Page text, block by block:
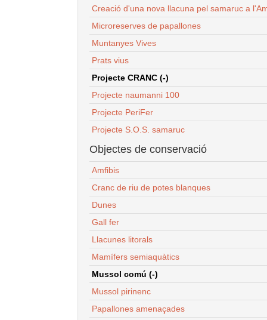
Creació d'una nova llacuna pel samaruc a
Microreserves de papallones
Muntanyes Vives
Prats vius
Projecte CRANC (-)
Projecte naumanni 100
Projecte PeriFer
Projecte S.O.S. samaruc
Objectes de conservació
Amfibis
Cranc de riu de potes blanques
Dunes
Gall fer
Llacunes litorals
Mamífers semiaquàtics
Mussol comú (-)
Mussol pirinenc
Papallones amenaçades